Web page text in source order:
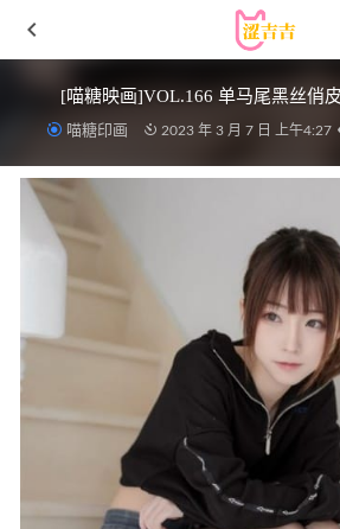
[喵糖映画]VOL.166 单马尾黑丝俏
喵糖印画 2023 年 3 月 7 日 上午4:27
[Yo-U] Seoe Vol.1 – MU [158P1V-
[Xiuren秀人网]2025.05.08 NO.10246
Annie_baby[58+1P/600MB]
2025-11-26
[XIUREN秀人网]2022.09.14 VOL.5585
2023-01-14
[微密圈]俏妞 – 黑色透明丁[12P1V-